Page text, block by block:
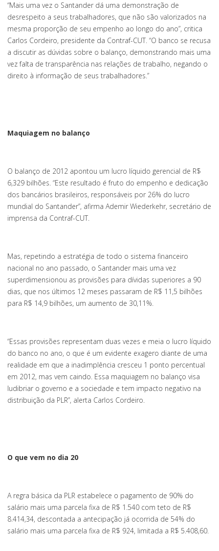
“Mais uma vez o Santander dá uma demonstração de
desrespeito a seus trabalhadores, que não são valorizados na
mesma proporção de seu empenho ao longo do ano”, critica
Carlos Cordeiro, presidente da Contraf-CUT. “O banco se recusa
a discutir as dúvidas sobre o balanço, demonstrando mais uma
vez falta de transparência nas relações de trabalho, negando o
direito à informação de seus trabalhadores.”
Maquiagem no balanço
O balanço de 2012 apontou um lucro líquido gerencial de R$
6,329 bilhões. “Este resultado é fruto do empenho e dedicação
dos bancários brasileiros, responsáveis por 26% do lucro
mundial do Santander”, afirma Ademir Wiederkehr, secretário de
imprensa da Contraf-CUT.
Mas, repetindo a estratégia de todo o sistema financeiro
nacional no ano passado, o Santander mais uma vez
superdimensionou as provisões para dívidas superiores a 90
dias, que nos últimos 12 meses passaram de R$ 11,5 bilhões
para R$ 14,9 bilhões, um aumento de 30,11%.
“Essas provisões representam duas vezes e meia o lucro líquido
do banco no ano, o que é um evidente exagero diante de uma
realidade em que a inadimplência cresceu 1 ponto percentual
em 2012, mas vem caindo. Essa maquiagem no balanço visa
ludibriar o governo e a sociedade e tem impacto negativo na
distribuição da PLR”, alerta Carlos Cordeiro.
O que vem no dia 20
A regra básica da PLR estabelece o pagamento de 90% do
salário mais uma parcela fixa de R$ 1.540 com teto de R$
8.414,34, descontada a antecipação já ocorrida de 54% do
salário mais uma parcela fixa de R$ 924, limitada a R$ 5.408,60.